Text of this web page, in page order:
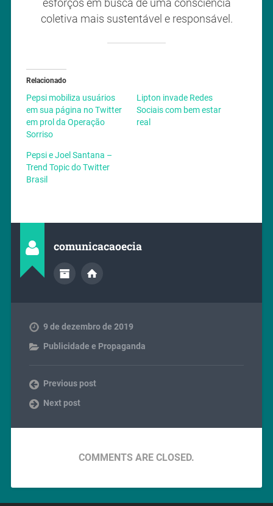
esforços em busca de uma consciência
coletiva mais sustentável e responsável.
Relacionado
Pepsi mobiliza usuários
em sua página no Twitter
em prol da Operação
Sorriso
Lipton invade Redes
Sociais com bem estar
real
Pepsi e Joel Santana –
Trend Topic do Twitter
Brasil
comunicacaoecia
9 de dezembro de 2019
Publicidade e Propaganda
Previous post
Next post
COMMENTS ARE CLOSED.